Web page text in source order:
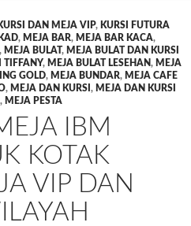
DAN MEJA VIP, KURSI FUTURA
, MEJA BAR, MEJA BAR KACA,
, MEJA BULAT, MEJA BULAT DAN KURSI
TIFFANY, MEJA BULAT LESEHAN, MEJA
GOLD, MEJA BUNDAR, MEJA CAFE
, MEJA DAN KURSI , MEJA DAN KURSI
, MEJA PESTA
IBM
KOTAK
VIP DAN